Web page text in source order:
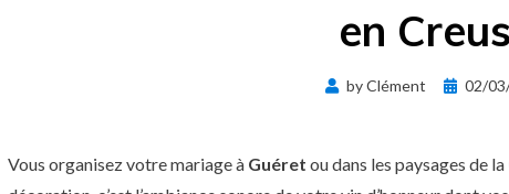
en
byClément
Posted
02/
Vous organisez votre mariage à Guéret ou dans les paysages de la